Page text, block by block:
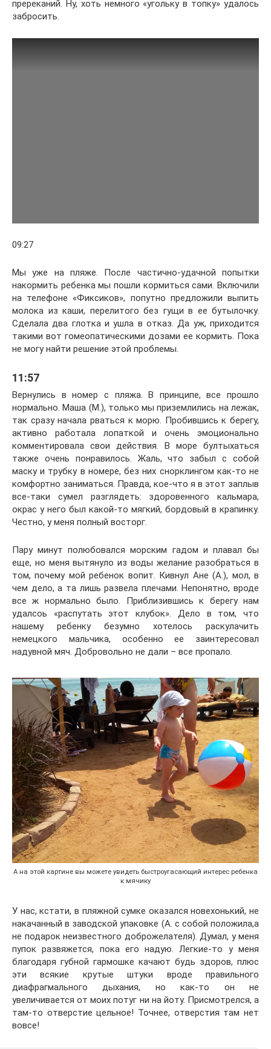
пререканий. Ну, хоть немного «угольку в топку» удалось
забросить.
09:27
Мы уже на пляже. После частично-удачной попытки
накормить ребенка мы пошли кормиться сами. Включили
на телефоне «Фиксиков», попутно предложили выпить
молока из каши, перелитого без гущи в ее бутылочку.
Сделала два глотка и ушла в отказ. Да уж, приходится
такими вот гомеопатическими дозами ее кормить. Пока
не могу найти решение этой проблемы.
11:57
Вернулись в номер с пляжа. В принципе, все прошло
нормально. Маша (М.), только мы приземлились на лежак,
так сразу начала рваться к морю. Пробившись к берегу,
активно работала лопаткой и очень эмоционально
комментировала свои действия. В море бултыхаться
также очень понравилось. Жаль, что забыл с собой
маску и трубку в номере, без них снорклингом как-то не
комфортно заниматься. Правда, кое-что я в этот заплыв
все-таки сумел разглядеть: здоровенного кальмара,
окрас у него был какой-то мягкий, бордовый в крапинку.
Честно, у меня полный восторг.
Пару минут полюбовался морским гадом и плавал бы
еще, но меня вытянуло из воды желание разобраться в
том, почему мой ребенок вопит. Кивнул Ане (А.), мол, в
чем дело, а та лишь развела плечами. Непонятно, вроде
все ж нормально было. Приблизившись к берегу нам
удалсоь «распутать этот клубок». Дело в том, что
нашему ребенку безумно хотелось раскулачить
немецкого мальчика, особенно ее заинтересовал
надувной мяч. Добровольно не дали – все пропало.
А на этой картине вы можете увидеть быстроугасающий интерес ребенка
к мячику
У нас, кстати, в пляжной сумке оказался новехонький, не
накачанный в заводской упаковке (А. с собой положила,а
не подарок неизвестного доброжелателя). Думал, у меня
пупок развяжется, пока его надую. Легкие-то у меня
благодаря губной гармошке качают будь здоров, плюс
эти всякие крутые штуки вроде правильного
диафрагмального дыхания, но как-то он не
увеличивается от моих потуг ни на йоту. Присмотрелся, а
там-то отверстие цельное! Точнее, отверстия там нет
вовсе!